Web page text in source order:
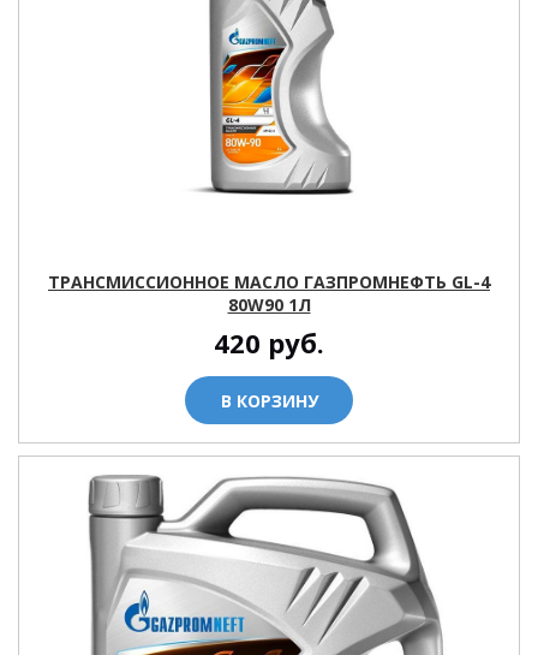
ТРАНСМИССИОННОЕ МАСЛО ГАЗПРОМНЕФТЬ GL-4
80W90 1Л
420 руб.
В КОРЗИНУ